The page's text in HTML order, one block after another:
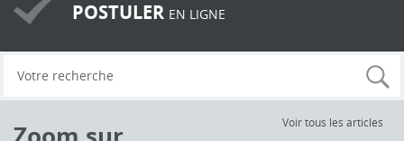
POSTULER EN LIGNE
Voir tous les articles